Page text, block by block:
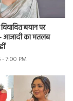
बयान पर
आजादी का मतलब
7:00 PM